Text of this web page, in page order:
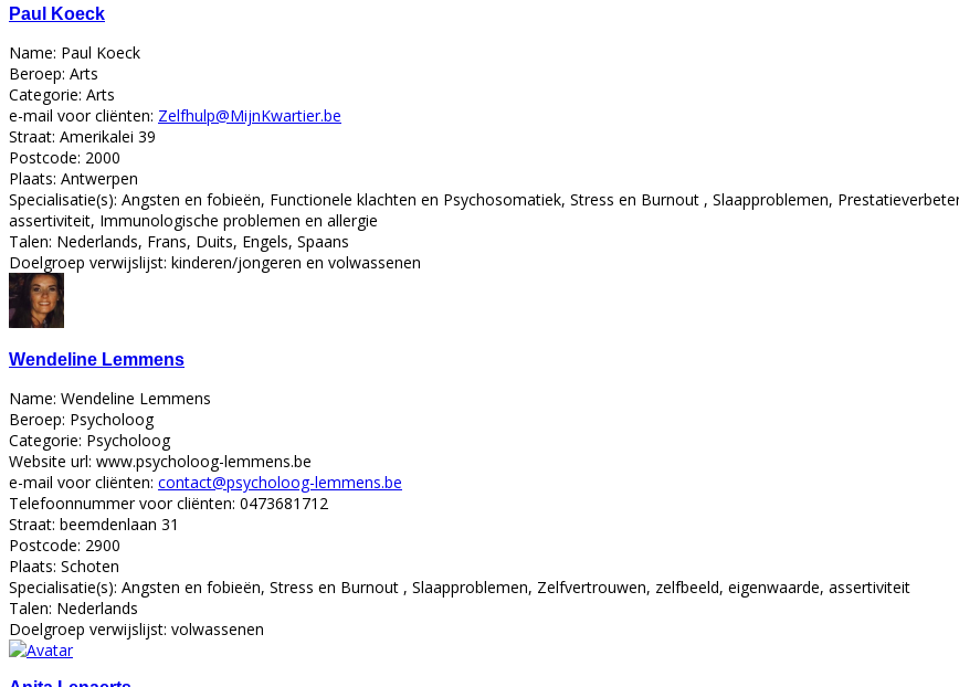
Paul Koeck
Name: Paul Koeck
Beroep: Arts
Categorie: Arts
e-mail voor cliënten: Zelfhulp@MijnKwartier.be
Straat: Amerikalei 39
Postcode: 2000
Plaats: Antwerpen
Specialisatie(s): Angsten en fobieën, Functionele klachten en Psychosomatiek, Stress en Burnout , Slaapproblemen,
assertiviteit, Immunologische problemen en allergie
Talen: Nederlands, Frans, Duits, Engels, Spaans
Doelgroep verwijslijst: kinderen/jongeren en volwassenen
Wendeline Lemmens
Name: Wendeline Lemmens
Beroep: Psycholoog
Categorie: Psycholoog
Website url: www.psycholoog-lemmens.be
e-mail voor cliënten: contact@psycholoog-lemmens.be
Telefoonnummer voor cliënten: 0473681712
Straat: beemdenlaan 31
Postcode: 2900
Plaats: Schoten
Specialisatie(s): Angsten en fobieën, Stress en Burnout , Slaapproblemen, Zelfvertrouwen, zelfbeeld, eigenwaarde, assertiviteit
Talen: Nederlands
Doelgroep verwijslijst: volwassenen